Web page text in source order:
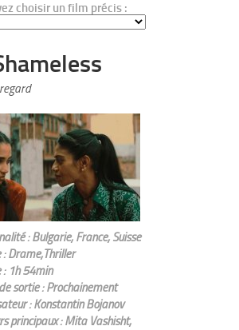
choisir un film précis :
: Bulgarie, France, Suisse
: Drame,Thriller
: 1h 54min
sortie : Prochainement
: Konstantin Bojanov
principaux : Mita Vashisht,